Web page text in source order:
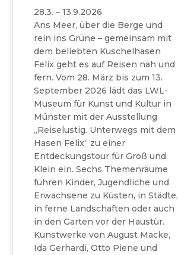
28.3. – 13.9.2026
Ans Meer, über die Berge und
rein ins Grüne – gemeinsam mit
dem beliebten Kuschelhasen
Felix geht es auf Reisen nah und
fern. Vom 28. März bis zum 13.
September 2026 lädt das LWL-
Museum für Kunst und Kultur in
Münster mit der Ausstellung
„Reiselustig. Unterwegs mit dem
Hasen Felix“ zu einer
Entdeckungstour für Groß und
Klein ein. Sechs Themenräume
führen Kinder, Jugendliche und
Erwachsene zu Küsten, in Städte,
in ferne Landschaften oder auch
in den Garten vor der Haustür.
Kunstwerke von August Macke,
Ida Gerhardi, Otto Piene und